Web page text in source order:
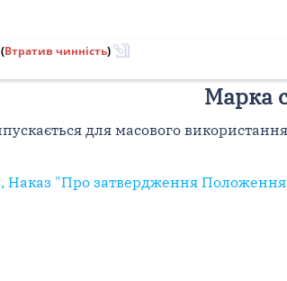
(Втратив чинність)